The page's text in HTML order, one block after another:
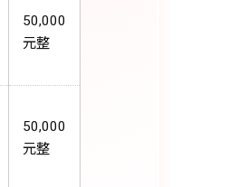
50,000
元整
50,000
元整